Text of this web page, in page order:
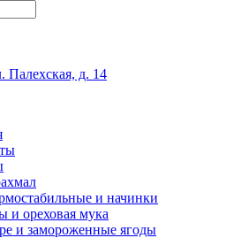
Палехская, д. 14
и начинки
и ореховая мука
и замороженные ягоды